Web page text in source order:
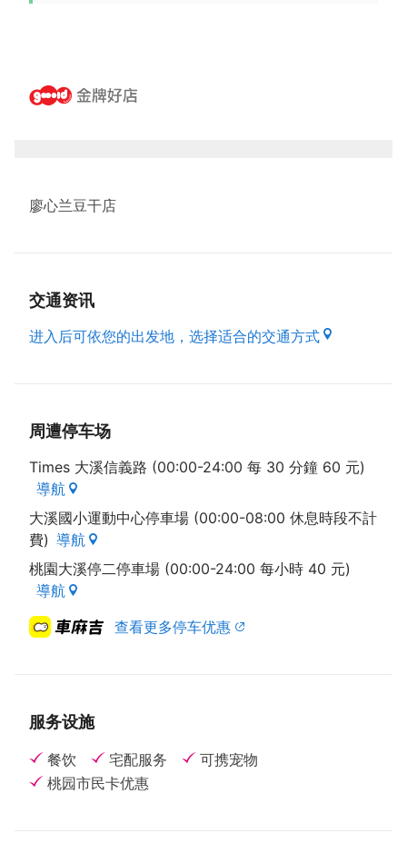
廖心兰豆干店
交通资讯
进入后可依您的出发地，选择适合的交通方式
周遭停车场
Times 大溪信義路 (00:00-24:00 每 30 分鐘 60 元)
導航
大溪國小運動中心停車場 (00:00-08:00 休息時段不計
費) 導航
桃園大溪停二停車場 (00:00-24:00 每小時 40 元)
導航
查看更多停车优惠
服务设施
餐饮 宅配服务
可携宠物
桃园市民卡优惠